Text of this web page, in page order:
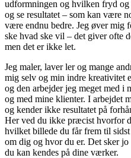
udformningen og hvilken fryd
og se resultatet – som kan være
være endnu bedre. Jeg øver mig
ske hvad ske vil – det giver ofte
men det er ikke let.
Jeg maler, laver ler og mange
mig selv og min indre kreativitet
og den arbejder jeg meget med i
og med mine klienter. I arbejdet
og kender ikke resultatet på
Her ved du ikke præcist hvorfor
hvilket billede du får frem til
om dig og hvor du er. Det sker
du kan kendes på dine værker.